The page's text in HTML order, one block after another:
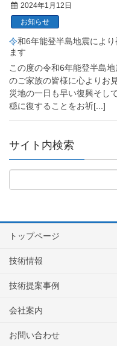
2024年1月12日
お知らせ
令和6年能登半島地震により被災された皆さまへお見舞い申し上げ
ます
この度の令和6年能登半島
のご家族の皆様に心よりお
災地の一日も早い復興そし
穏に復することをお祈[...]
サイト内検索
トップページ
技術情報
技術提案事例
会社案内
お問い合わせ